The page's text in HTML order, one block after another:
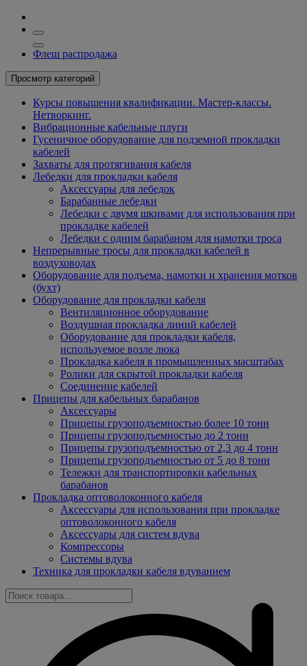
Флеш распродажа
Просмотр категорий
Курсы повышения квалификации. Мастер-классы.
Нетворкинг.
Вибрационные кабельные плуги
Гусеничное оборудование для подземной прокладки
кабелей
Захваты для протягивания кабеля
Лебедки для прокладки кабеля
Аксессуары для лебедок
Барабанные лебедки
Лебедки с двумя шкивами для использования при
прокладке кабелей
Лебедки с одним барабаном для намотки троса
Непрерывные тросы для прокладки кабелей в
воздуховодах
Оборудование для подъема, намотки и хранения мотков
(бухт)
Оборудование для прокладки кабеля
Вентиляционное оборудование
Воздушная прокладка линий кабелей
Оборудование для прокладки кабеля,
используемое возле люка
Прокладка кабеля в промышленных масштабах
Ролики для скрытой прокладки кабеля
Соединение кабелей
Прицепы для кабельных барабанов
Аксессуары
Прицепы грузоподъемностью более 10 тонн
Прицепы грузоподъемностью до 2 тонн
Прицепы грузоподъемностью от 2,3 до 4 тонн
Прицепы грузоподъемностью от 5 до 8 тонн
Тележки для транспортировки кабельных
барабанов
Прокладка оптоволоконного кабеля
Аксессуары для использования при прокладке
оптоволоконного кабеля
Аксессуары для систем вдува
Компрессоры
Системы вдува
Техника для прокладки кабеля вдуванием